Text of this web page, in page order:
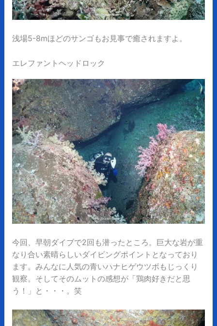
浅場5-8mほどのサンゴもお見事で癒されますよ。
エレファントヘッドロック
今回、早朝ダイブで2回も潜ったところ。巨大な岩が重
なり合い素晴らしいダイビングポイントとなっており
ます。みんなに人気の青いハナヒゲウツボもじっくり
観察。そしてそのムットの感想が「鶏肉好きだと思
う！」と・・・。笑